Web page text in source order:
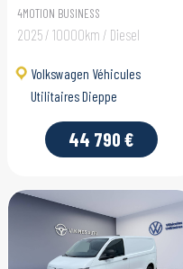
TRANSPORTER VAN
4MOTION BUSINESS
2025 / 10000km / Diesel
Volkswagen Véhicules
Utilitaires Dieppe
44 790 €